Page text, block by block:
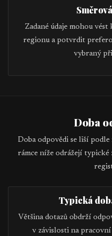
Zadané údaje mohou
regionu a potvrdit
vybraný
Doba
Doba odpovědi se liší podle
rámce níže odrážejí typické
Typická
Většina dotazů obdrží
v závislosti na pracovní